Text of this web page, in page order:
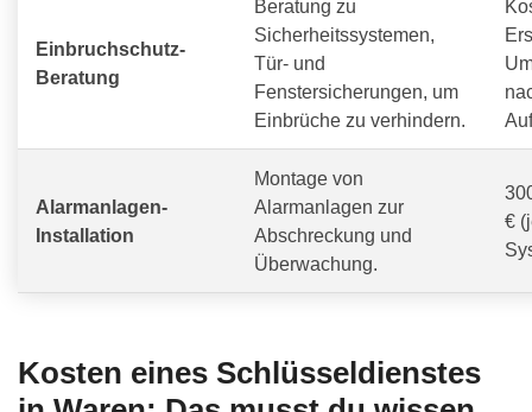
Einbruchschutz-
Beratung
Beratung zu
Sicherheitssystemen,
Tür- und
Fenstersicherungen, um
Einbrüche zu verhindern.
Alarmanlagen-
Installation
Montage von
Alarmanlagen zur
Abschreckung und
Überwachung.
€
Kosten eines Schlüsseldienstes